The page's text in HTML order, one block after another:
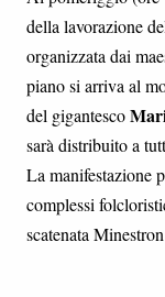
della lavorazione
organizzata dai
piano si arriva al
del gigantesco
sarà distribuito a
La manifestazione
complessi
scatenata